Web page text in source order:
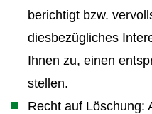
berichtigt bzw.
diesbezügliches
Ihnen zu, einen
stellen.
Recht auf Löschung: